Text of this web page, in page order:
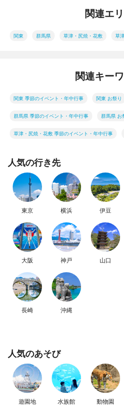
関連エ
関東 群馬県 草津・尻焼・花敷 草
関連キー
関東 季節のイベント・年中行事 関東 お祭り
群馬県 季節のイベント・年中行事 群馬県 お
草津・尻焼・花敷 季節のイベント・年中行事
人気の行き先
東京 横浜 伊豆
大阪 神戸 山口
長崎 沖縄
人気のあそび
遊園地 水族館 動物園